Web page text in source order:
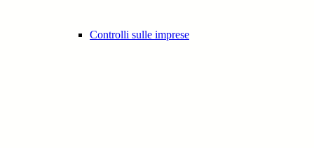
Controlli sulle imprese